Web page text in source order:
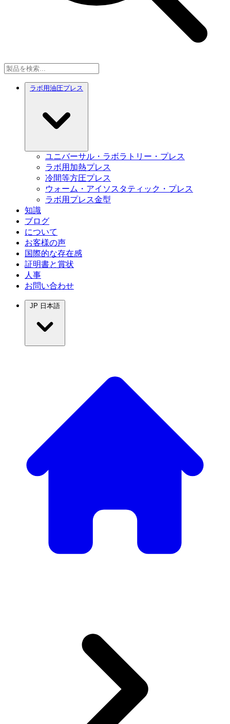
ラボ用油圧プレス
ユニバーサル・ラボラトリー・プレス
ラボ用加熱プレス
冷間等方圧プレス
ウォーム・アイソスタティック・プレス
ラボ用プレス金型
知識
ブログ
について
お客様の声
国際的な存在感
証明書と賞状
人事
お問い合わせ
JP 日本語